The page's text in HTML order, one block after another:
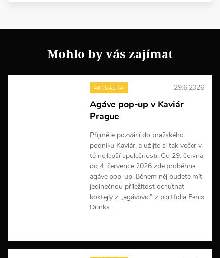
Mohlo by vás zajímat
AKTUALITA 29.6.2026
Agáve pop-up v Kaviár
Prague
Přijměte pozvání do pražského
podniku Kaviár, a užijte si tak večer v
té nejlepší společnosti. Od 29. června
do 4. července 2026 zde proběhne
agáve pop-up. Během něj budete mít
jedinečnou příležitost ochutnat
koktejly z „agávovic” z portfolia Fenix
Drinks.
e